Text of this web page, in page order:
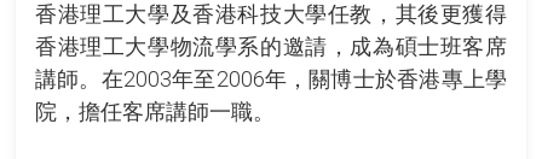
香港理工大學及香港科技大學任教，其後更獲得
香港理工大學物流學系的邀請，成為碩士班客席
講師。在2003年至2006年，關博士於香港專上學
院，擔任客席講師一職。